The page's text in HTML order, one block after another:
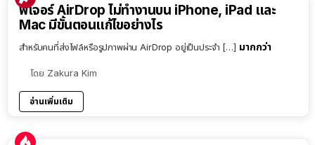
ฟีเจอร์ AirDrop ไม่ทำงานบน iPhone, iPad และ
Mac มีขั้นตอนแก้ไขอย่างไร
สำหรับคนที่ส่งไฟล์หรือรูปภาพผ่าน AirDrop อยู่เป็นประจำ […] มากกว่า
โดย Zakura Kim
อ่านเพิ่มเติม